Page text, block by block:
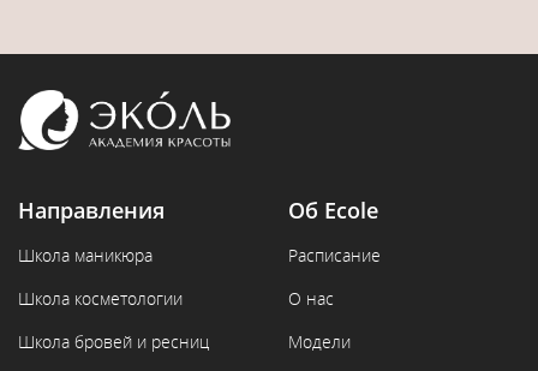
Направления
Школа маникюра
Школа косметологии
Школа бровей и ресниц
Об Ecole
Расписание
О нас
Модели